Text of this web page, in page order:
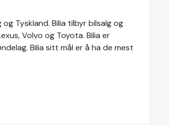
og Tyskland. Bilia tilbyr bilsalg og
Volvo og Toyota. Bilia er
Bilia sitt mål er å ha de mest